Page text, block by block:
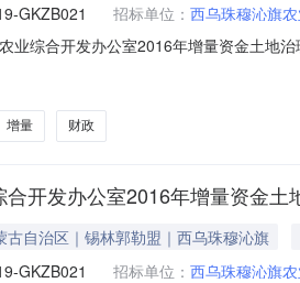
GKZB021 招标单位： 西乌珠穆沁旗
业综合开发办公室2016年增量资金土地
治理项目结余财政资金批准文件编号：
增量 财政
开发办公室2016年增量资金
古自治区｜锡林郭勒盟｜西乌珠穆沁旗
GKZB021 招标单位： 西乌珠穆沁旗